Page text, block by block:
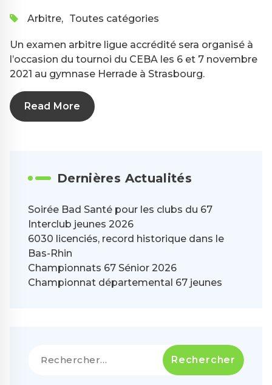
Arbitre, Toutes catégories
Un examen arbitre ligue accrédité sera organisé à
l’occasion du tournoi du CEBA les 6 et 7 novembre
2021 au gymnase Herrade à Strasbourg.
Read More
Dernières Actualités
Soirée Bad Santé pour les clubs du 67
Interclub jeunes 2026
6030 licenciés, record historique dans le
Bas-Rhin
Championnats 67 Sénior 2026
Championnat départemental 67 jeunes